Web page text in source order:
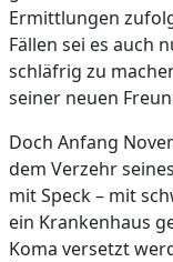
Ermittlungen
Fällen sei es auch
schläfrig zu
seiner neuen
Doch Anfang
dem Verzehr
mit Speck – mit
ein Krankenhaus
Koma versetzt